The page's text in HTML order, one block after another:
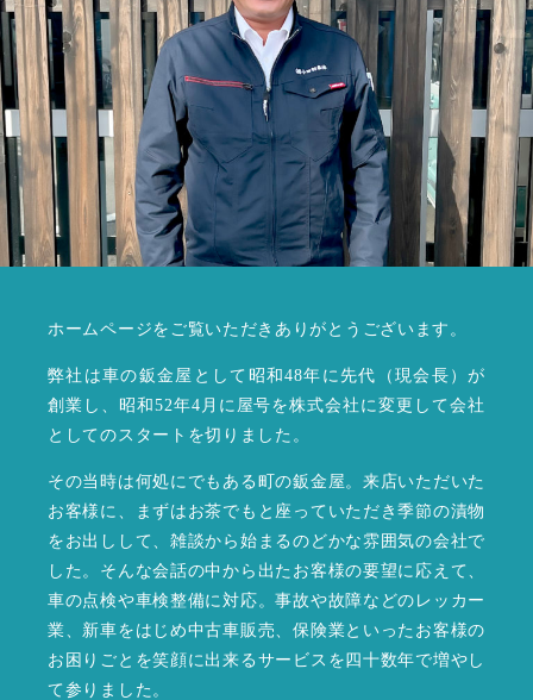
ホームページをご覧いただきありがとうございます。
弊社は車の鈑金屋として昭和48年に先代（現会長）が
創業し、昭和52年4月に屋号を株式会社に変更して会社
としてのスタートを切りました。
その当時は何処にでもある町の鈑金屋。来店いただいた
お客様に、まずはお茶でもと座っていただき季節の漬物
をお出しして、雑談から始まるのどかな雰囲気の会社で
した。そんな会話の中から出たお客様の要望に応えて、
車の点検や車検整備に対応。事故や故障などのレッカー
業、新車をはじめ中古車販売、保険業といったお客様の
お困りごとを笑顔に出来るサービスを四十数年で増やし
て参りました。